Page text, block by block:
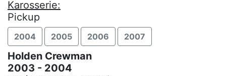
Karosserie:
Pickup
2004 2005 2006 2007
Holden Crewman
2003 - 2004